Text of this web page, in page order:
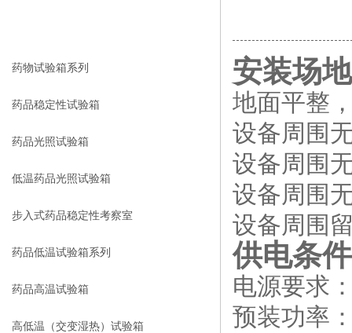
药物试验箱系列
药品稳定性试验箱
药品光照试验箱
低温药品光照试验箱
步入式药品稳定性考察室
药品低温试验箱系列
药品高温试验箱
高低温（交变湿热）试验箱
安装场地
地面平整
设备周围
设备周围
设备周围
设备周围
供电条件
电源要求
预装功率